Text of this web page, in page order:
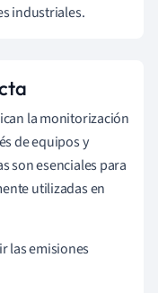
industriales.
la monitorización
de equipos y
son esenciales para
utilizadas en
las emisiones